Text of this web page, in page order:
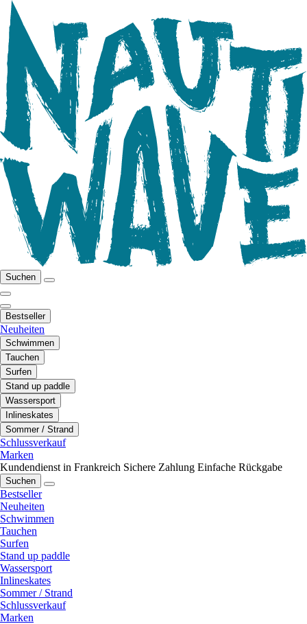
Suchen
Bestseller
Neuheiten
Schwimmen
Tauchen
Surfen
Stand up paddle
Wassersport
Inlineskates
Sommer / Strand
Schlussverkauf
Marken
Kundendienst in Frankreich Sichere Zahlung Einfache Rückgabe
Suchen
Bestseller
Neuheiten
Schwimmen
Tauchen
Surfen
Stand up paddle
Wassersport
Inlineskates
Sommer / Strand
Schlussverkauf
Marken